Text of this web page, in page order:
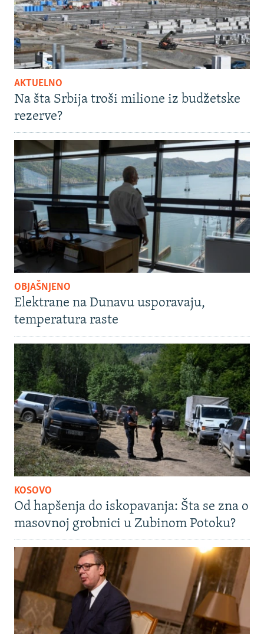
AKTUELNO
Na šta Srbija troši milione iz budžetske
rezerve?
OBJAŠNJENO
Elektrane na Dunavu usporavaju,
temperatura raste
KOSOVO
Od hapšenja do iskopavanja: Šta se zna o
masovnoj grobnici u Zubinom Potoku?